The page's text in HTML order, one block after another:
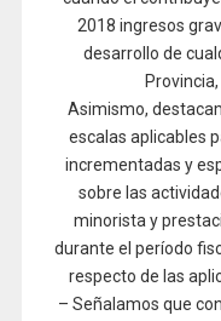
2018 ingresos
desarrollo de
Asimismo,
escalas aplicables
incrementadas y
sobre las
minorista y
durante el período
respecto de las
– Señalamos que